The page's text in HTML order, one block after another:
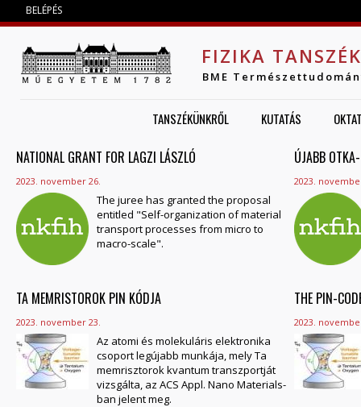
BELÉPÉS
FIZIKA TANSZÉK
BME
TANSZÉKÜNKRŐL KUTATÁS
NATIONAL GRANT FOR LAGZI LÁSZLÓ
2023. november 26.
The juree has granted the proposal
entitled "Self-organization of material
transport processes from micro to
macro-scale".
ÚJABB
2023.
TA MEMRISTOROK PIN KÓDJA
2023. november 23.
Az atomi és molekuláris elektronika
csoport legújabb munkája, mely Ta
memrisztorok kvantum transzportját
vizsgálta, az ACS Appl. Nano Materials-
ban jelent meg.
THE PIN-
2023.
OLDALAK